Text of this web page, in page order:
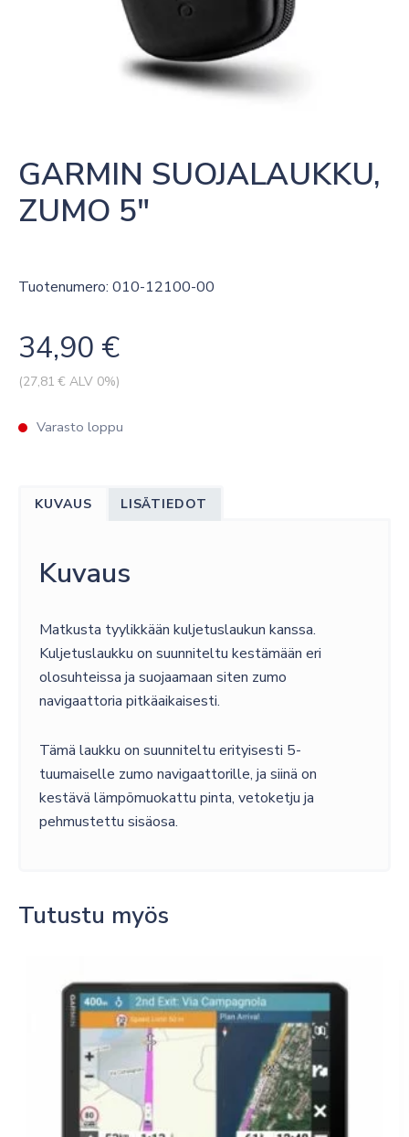
GARMIN SUOJALAUKKU,
ZUMO 5″
Tuotenumero: 010-12100-00
34,90 €
(27,81 € ALV 0%)
Varasto loppu
KUVAUS LISÄTIEDOT
Kuvaus
Matkusta tyylikkään kuljetuslaukun kanssa.
Kuljetuslaukku on suunniteltu kestämään eri
olosuhteissa ja suojaamaan siten zumo
navigaattoria pitkäaikaisesti.
Tämä laukku on suunniteltu erityisesti 5-
tuumaiselle zumo navigaattorille, ja siinä on
kestävä lämpömuokattu pinta, vetoketju ja
pehmustettu sisäosa.
Tutustu myös